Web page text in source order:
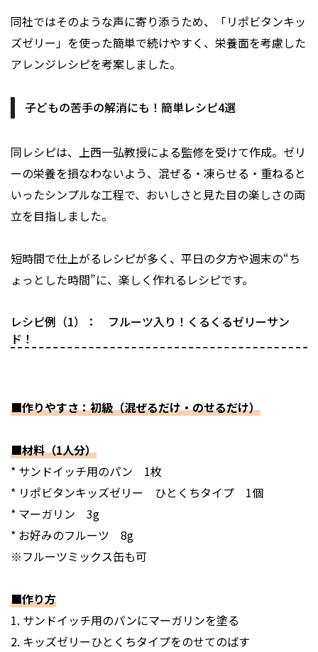
同社ではそのような声に寄り添うため、「リポビタンキッ
ズゼリー」を使った簡単で続けやすく、栄養面を考慮した
アレンジレシピを考案しました。
子どもの苦手の解消にも！簡単レシピ4選
同レシピは、上西一弘教授による監修を受けて作成。ゼリ
ーの栄養を損なわないよう、混ぜる・凍らせる・重ねると
いったシンプルな工程で、おいしさと見た目の楽しさの両
立を目指しました。
短時間で仕上がるレシピが多く、平日の夕方や週末の“ち
ょっとした時間”に、楽しく作れるレシピです。
レシピ例（1）： フルーツ入り！くるくるゼリーサン
ド！
■作りやすさ：初級（混ぜるだけ・のせるだけ）
■材料（1人分）
* サンドイッチ用のパン 1枚
* リポビタンキッズゼリー ひとくちタイプ 1個
* マーガリン 3g
* お好みのフルーツ 8g
※フルーツミックス缶も可
■作り方
1. サンドイッチ用のパンにマーガリンを塗る
2. キッズゼリーひとくちタイプをのせてのばす